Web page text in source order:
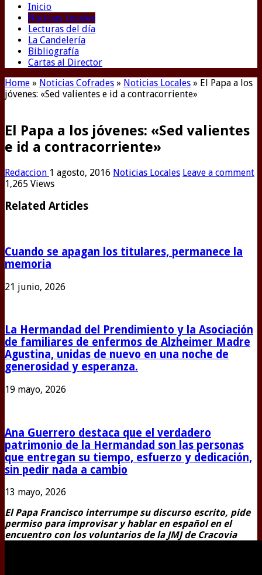
Inicio
Noticias Locales
Lecturas del día
La Candelería
Bibliografía
Cartas al Director
Home » Noticias Cofrades » Noticias Locales » El Papa a los
jóvenes: «Sed valientes e id a contracorriente»
El Papa a los jóvenes: «Sed valientes
e id a contracorriente»
Redaccion 1 agosto, 2016 Noticias Locales Leave a comment
1,265 Views
Related Articles
Cuando se apagan los titulares, permanece la
memoria
21 junio, 2026
La Hermandad del Prendimiento y la Asociación
de familiares de enfermos de Alzheimer Madre
Agustina, unidas de nuevo en una noche de
generosidad y esperanza.
19 mayo, 2026
Ana Guerrero destaca que el verdadero
patrimonio de la Hermandad son las personas
que entregan su tiempo, esfuerzo y dedicación,
sin pedir nada a cambio
13 mayo, 2026
El Papa Francisco interrumpe su discurso escrito, pide
permiso para improvisar y hablar en español en el
encuentro con los voluntarios de la JMJ de Cracovia